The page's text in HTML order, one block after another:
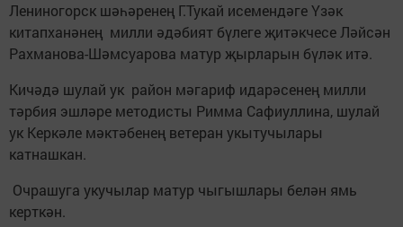
Лениногорск шәһәренең Г.Тукай исемендәге Үзәк
китапханәнең милли әдәбият бүлеге җитәкчесе Ләйсән
Рахманова-Шәмсуарова матур җырларын бүләк итә.
Кичәдә шулай ук район мәгариф идарәсенең милли
тәрбия эшләре методисты Римма Сафиуллина, шулай
ук Керкәле мәктәбенең ветеран укытучылары
катнашкан.
Очрашуга укучылар матур чыгышлары белән ямь
керткән.